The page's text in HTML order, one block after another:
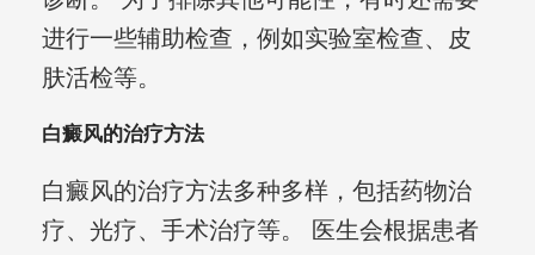
进行一些辅助检查，例如实验室检查、皮
肤活检等。
白癜风的治疗方法
白癜风的治疗方法多种多样，包括药物治
疗、光疗、手术治疗等。 医生会根据患者